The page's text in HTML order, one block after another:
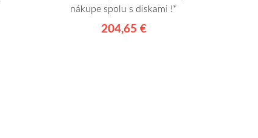
nákupe spolu s diskami !*
204,65 €